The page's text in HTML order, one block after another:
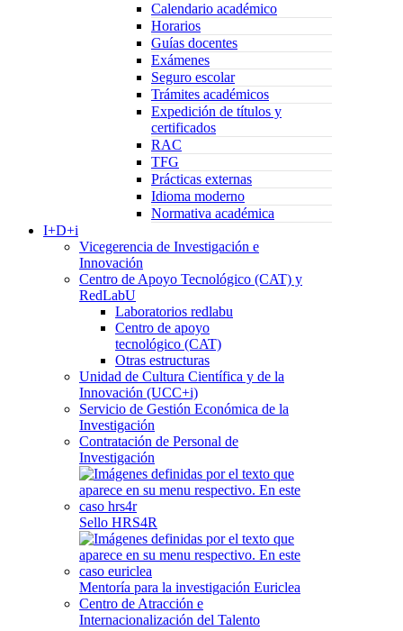
Calendario académico
Horarios
Guías docentes
Exámenes
Seguro escolar
Trámites académicos
Expedición de títulos y
certificados
RAC
TFG
Prácticas externas
Idioma moderno
Normativa académica
I+D+i
Vicegerencia de Investigación e
Innovación
Centro de Apoyo Tecnológico (CAT) y
RedLabU
Laboratorios redlabu
Centro de apoyo
tecnológico (CAT)
Otras estructuras
Unidad de Cultura Científica y de la
Innovación (UCC+i)
Servicio de Gestión Económica de la
Investigación
Contratación de Personal de
Investigación
Sello HRS4R
Mentoría para la investigación Euriclea
Centro de Atracción e
Internacionalización del Talento